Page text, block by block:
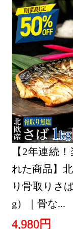
【2年連続
れた商品】
り骨取りさ
g）｜骨な...
4,980円